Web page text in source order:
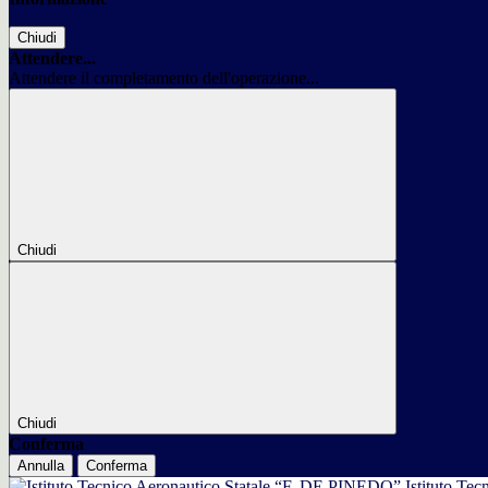
Chiudi
Attendere...
Attendere il completamento dell'operazione...
Chiudi
Chiudi
Conferma
Annulla Conferma